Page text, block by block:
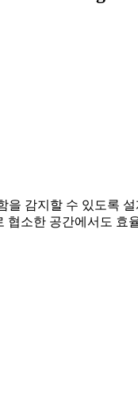
감지할 수 있도록
소한 공간에서도 효